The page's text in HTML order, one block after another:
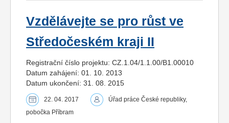
Vzdělávejte se pro růst ve
Středočeském kraji II
Registrační číslo projektu: CZ.1.04/1.1.00/B1.00010
Datum zahájení: 01. 10. 2013
Datum ukončení: 31. 08. 2015
22. 04. 2017
Úřad práce České republiky,
pobočka Příbram